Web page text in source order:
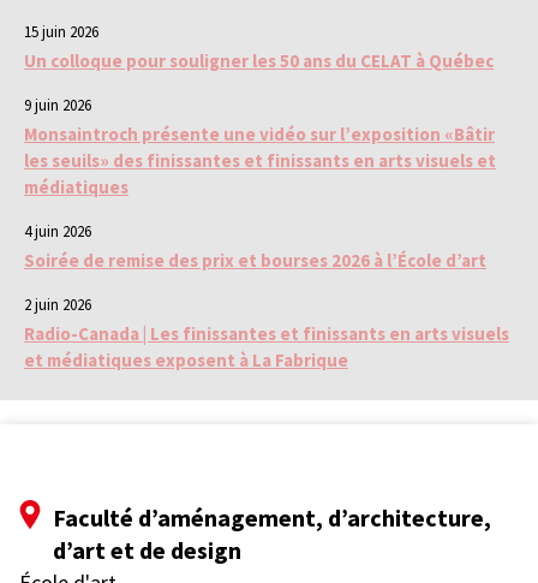
15 juin 2026
Un colloque pour souligner les 50 ans du CELAT à Québec
9 juin 2026
Monsaintroch présente une vidéo sur l’exposition «Bâtir
les seuils» des finissantes et finissants en arts visuels et
médiatiques
4 juin 2026
Soirée de remise des prix et bourses 2026 à l’École d’art
2 juin 2026
Radio-Canada | Les finissantes et finissants en arts visuels
et médiatiques exposent à La Fabrique
Faculté d’aménagement, d’architecture,
d’art et de design